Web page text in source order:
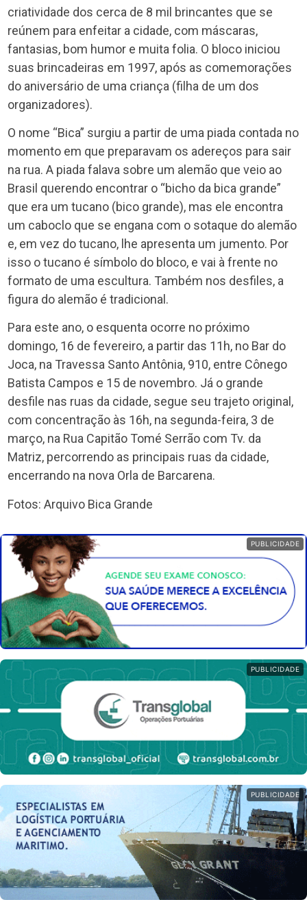
criatividade dos cerca de 8 mil brincantes que se
reúnem para enfeitar a cidade, com máscaras,
fantasias, bom humor e muita folia. O bloco iniciou
suas brincadeiras em 1997, após as comemorações
do aniversário de uma criança (filha de um dos
organizadores).
O nome “Bica” surgiu a partir de uma piada contada no
momento em que preparavam os adereços para sair
na rua. A piada falava sobre um alemão que veio ao
Brasil querendo encontrar o “bicho da bica grande”
que era um tucano (bico grande), mas ele encontra
um caboclo que se engana com o sotaque do alemão
e, em vez do tucano, lhe apresenta um jumento. Por
isso o tucano é símbolo do bloco, e vai à frente no
formato de uma escultura. Também nos desfiles, a
figura do alemão é tradicional.
Para este ano, o esquenta ocorre no próximo
domingo, 16 de fevereiro, a partir das 11h, no Bar do
Joca, na Travessa Santo Antônia, 910, entre Cônego
Batista Campos e 15 de novembro. Já o grande
desfile nas ruas da cidade, segue seu trajeto original,
com concentração às 16h, na segunda-feira, 3 de
março, na Rua Capitão Tomé Serrão com Tv. da
Matriz, percorrendo as principais ruas da cidade,
encerrando na nova Orla de Barcarena.
Fotos: Arquivo Bica Grande
PUBLICIDADE
PUBLICIDADE
PUBLICIDADE